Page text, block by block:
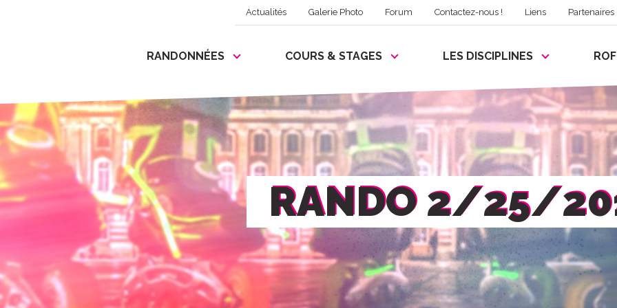
RANDONNÉES COURS & STAGES LES DISCIPLINES
Actualités Galerie Photo Forum Contactez-nous ! Liens Partenaires
RANDO 2/25/